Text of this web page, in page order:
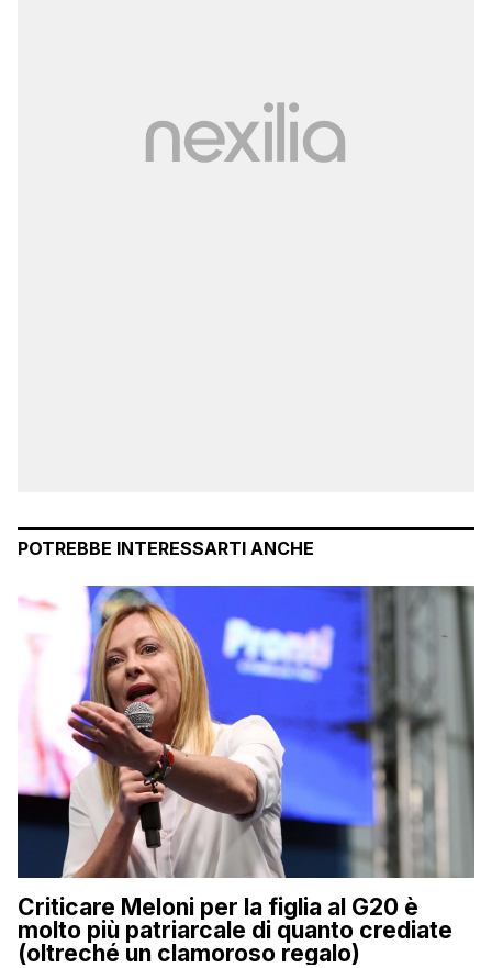
POTREBBE INTERESSARTI ANCHE
Criticare Meloni per la figlia al G20 è
molto più patriarcale di quanto crediate
(oltreché un clamoroso regalo)